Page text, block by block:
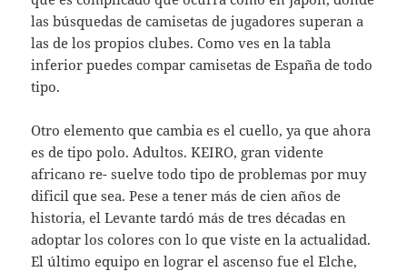
las búsquedas de camisetas de jugadores superan a
las de los propios clubes. Como ves en la tabla
inferior puedes compar camisetas de España de todo
tipo.
Otro elemento que cambia es el cuello, ya que ahora
es de tipo polo. Adultos. KEIRO, gran vidente
africano re- suelve todo tipo de problemas por muy
dificil que sea. Pese a tener más de cien años de
historia, el Levante tardó más de tres décadas en
adoptar los colores con lo que viste en la actualidad.
El último equipo en lograr el ascenso fue el Elche,